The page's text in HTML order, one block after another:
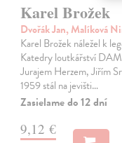
Karel Brožek
Dvořák Jan, Malíková
Karel Brožek náležel k
Katedry loutkářství
Jurajem Herzem, Jiřím
1959 stál na jevišti…
Zasielame do 12 dní
9,12 €